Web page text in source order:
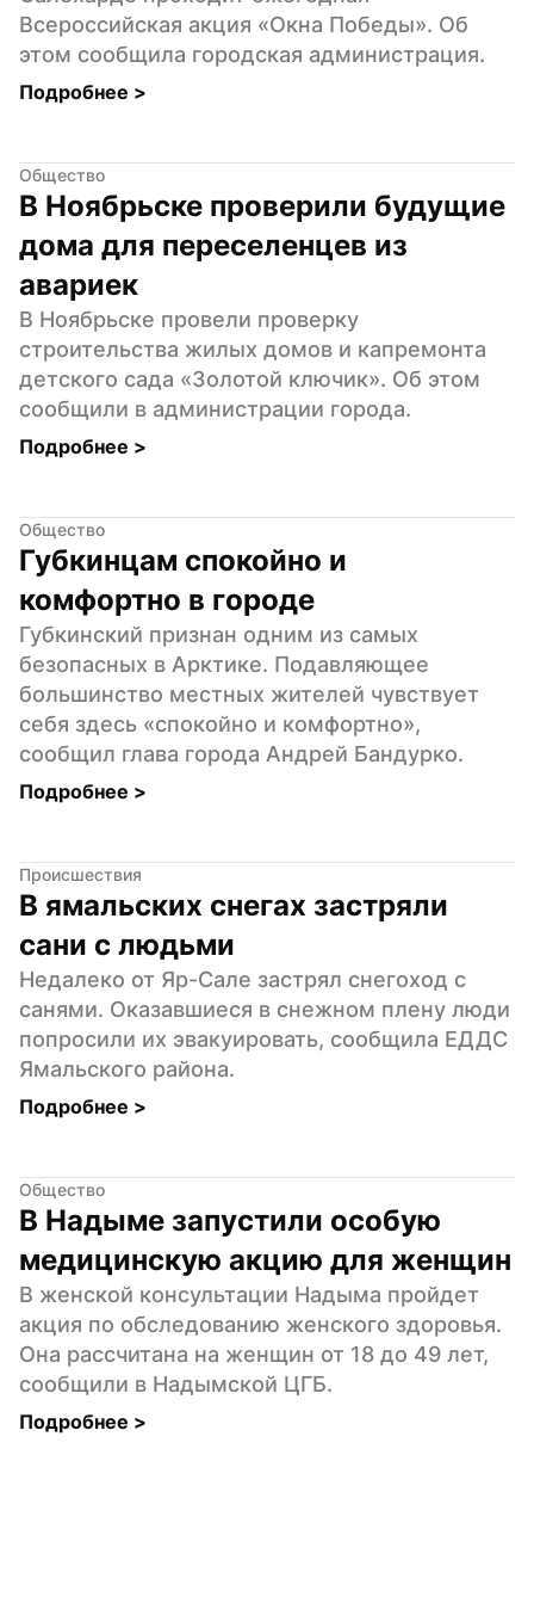
Всероссийская акция «Окна Победы». Об
этом сообщила городская администрация.
Подробнее >
Общество
В Ноябрьске проверили будущие
дома для переселенцев из
авариек
В Ноябрьске провели проверку
строительства жилых домов и капремонта
детского сада «Золотой ключик». Об этом
сообщили в администрации города.
Подробнее >
Общество
Губкинцам спокойно и
комфортно в городе
Губкинский признан одним из самых
безопасных в Арктике. Подавляющее
большинство местных жителей чувствует
себя здесь «спокойно и комфортно»,
сообщил глава города Андрей Бандурко.
Подробнее >
Происшествия
В ямальских снегах застряли
сани с людьми
Недалеко от Яр-Сале застрял снегоход с
санями. Оказавшиеся в снежном плену люди
попросили их эвакуировать, сообщила ЕДДС
Ямальского района.
Подробнее >
Общество
В Надыме запустили особую
медицинскую акцию для женщин
В женской консультации Надыма пройдет
акция по обследованию женского здоровья.
Она рассчитана на женщин от 18 до 49 лет,
сообщили в Надымской ЦГБ.
Подробнее >